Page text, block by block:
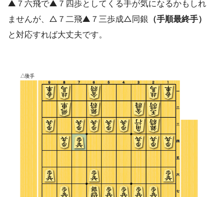
▲７六飛で▲７四歩としてくる手が気になるかもしれ
ませんが、△７二飛▲７三歩成△同銀 （手順最終手）
と対応すれば大丈夫です。